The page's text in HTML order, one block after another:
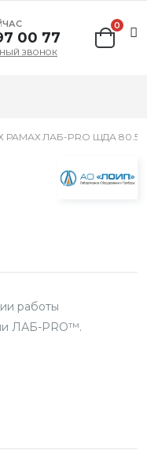
00 77
ЗВОНОК
0
ЛАБ-PRO ШДА
работы
ЛАБ-PRO™.